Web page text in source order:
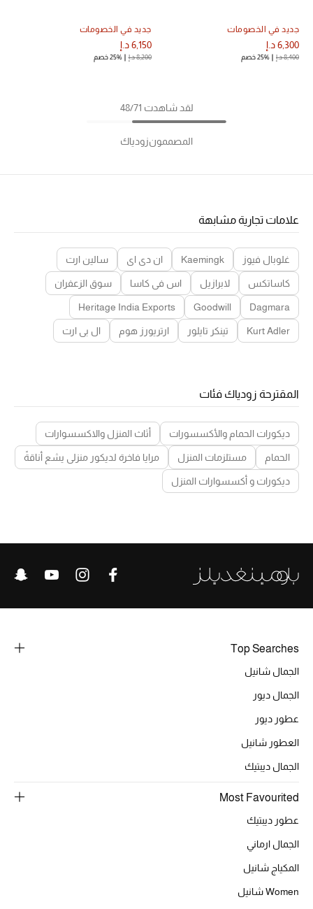
جديد في الخصومات
6,300 د.إ
8,400 د.إ 25% خصم
جديد في الخصومات
6,150 د.إ
8,200 د.إ 25% خصم
لقد شاهدت 48/71
المصممونزودياك
علامات تجارية مشابهة
غلوبال فيوز Kaemingk ان دي اي سالين ارت
كاساتكس لابرازيل اس في كاسا سوق الزعفران
Dagmara
Goodwill
Heritage India Exports
Kurt Adler تينكر تايلور ارتريورز هوم ال بي ارت
المقترحة زودياك فئات
ديكورات الحمام والأكسسورات أثاث المنزل والاكسسوارات
الحمام مستلزمات المنزل مرايا فاخرة لديكور منزلي يشع أناقةً
ديكورات و أكسسوارات المنزل
Top Searches
الجمال شانيل
الجمال ديور
عطور ديور
العطور شانيل
الجمال ديبتيك
Most Favourited
عطور ديبتيك
الجمال ارماني
المكياج شانيل
Women شانيل